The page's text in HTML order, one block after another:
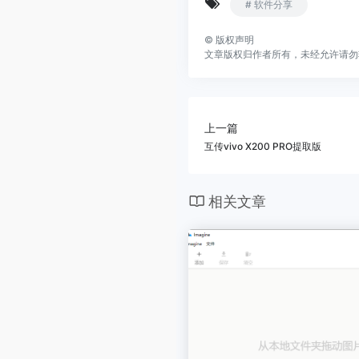
# 软件分享
© 版权声明
文章版权归作者所有，未经允许请
上一篇
互传vivo X200 PRO提取版
相关文章